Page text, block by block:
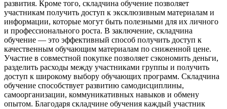
развития. Кроме того, складчина обучение позволяет
участникам получить доступ к эксклюзивным материалам и
информации, которые могут быть полезными для их личного
и профессионального роста. В заключение, складчина
обучение — это эффективный способ получить доступ к
качественным обучающим материалам по сниженной цене.
Участие в совместной покупке позволяет сэкономить деньги,
разделить расходы между участниками группы и получить
доступ к широкому выбору обучающих программ. Складчина
обучение способствует развитию самодисциплины,
самоорганизации, коммуникативных навыков и обмену
опытом. Благодаря складчине обучения каждый участник